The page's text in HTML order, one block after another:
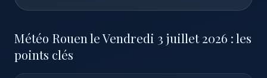
Météo Rouen le Vendredi 3 juillet 2026 : les
points clés